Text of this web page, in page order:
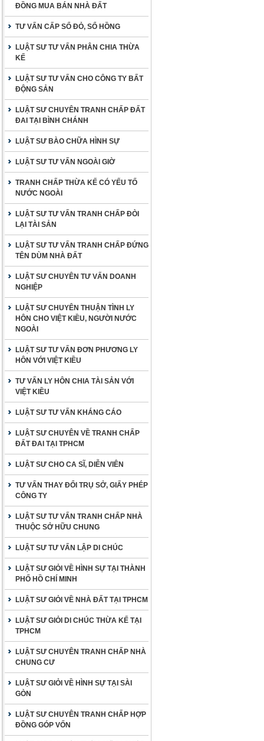
ĐỒNG MUA BÁN NHÀ ĐẤT
TƯ VẤN CẤP SỔ ĐỎ, SỔ HỒNG
LUẬT SƯ TƯ VẤN PHÂN CHIA THỪA
KẾ
LUẬT SƯ TƯ VẤN CHO CÔNG TY BẤT
ĐỘNG SẢN
LUẬT SƯ CHUYÊN TRANH CHẤP ĐẤT
ĐAI TẠI BÌNH CHÁNH
LUẬT SƯ BÀO CHỮA HÌNH SỰ
LUẬT SƯ TƯ VẤN NGOÀI GIỜ
TRANH CHẤP THỪA KẾ CÓ YẾU TỐ
NƯỚC NGOÀI
LUẬT SƯ TƯ VẤN TRANH CHẤP ĐÒI
LẠI TÀI SẢN
LUẬT SƯ TƯ VẤN TRANH CHẤP ĐỨNG
TÊN DÙM NHÀ ĐẤT
LUẬT SƯ CHUYÊN TƯ VẤN DOANH
NGHIỆP
LUẬT SƯ CHUYÊN THUẬN TÌNH LY
HÔN CHO VIỆT KIỀU, NGƯỜI NƯỚC
NGOÀI
LUẬT SƯ TƯ VẤN ĐƠN PHƯƠNG LY
HÔN VỚI VIỆT KIỀU
TƯ VẤN LY HÔN CHIA TÀI SẢN VỚI
VIỆT KIỀU
LUẬT SƯ TƯ VẤN KHÁNG CÁO
LUẬT SƯ CHUYÊN VỀ TRANH CHẤP
ĐẤT ĐAI TẠI TPHCM
LUẬT SƯ CHO CA SĨ, DIỄN VIÊN
TƯ VẤN THAY ĐỔI TRỤ SỞ, GIẤY PHÉP
CÔNG TY
LUẬT SƯ TƯ VẤN TRANH CHẤP NHÀ
THUỘC SỞ HỮU CHUNG
LUẬT SƯ TƯ VẤN LẬP DI CHÚC
LUẬT SƯ GIỎI VỀ HÌNH SỰ TẠI THÀNH
PHỐ HỒ CHÍ MINH
LUẬT SƯ GIỎI VỀ NHÀ ĐẤT TẠI TPHCM
LUẬT SƯ GIỎI DI CHÚC THỪA KẾ TẠI
TPHCM
LUẬT SƯ CHUYÊN TRANH CHẤP NHÀ
CHUNG CƯ
LUẬT SƯ GIỎI VỀ HÌNH SỰ TẠI SÀI
GÒN
LUẬT SƯ CHUYÊN TRANH CHẤP HỢP
ĐỒNG GÓP VỐN